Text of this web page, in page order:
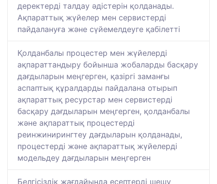
деректерді талдау әдістерін қолданады.
Ақпараттық жүйелер мен сервистерді
пайдалануға және сүйемелдеуге қабілетті
Қолданбалы процестер мен жүйелерді
ақпараттандыру бойынша жобаларды басқару
дағдыларын меңгерген, қазіргі заманғы
аспаптық құралдарды пайдалана отырып
ақпараттық ресурстар мен сервистерді
басқару дағдыларын меңгерген, қолданбалы
және ақпараттық процестерді
реинжинирингтеу дағдыларын қолданады,
процестерді және ақпараттық жүйелерді
модельдеу дағдыларын меңгерген
Белгісіздік жағдайында есептерді шешу